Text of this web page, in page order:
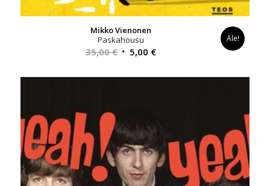
Mikko Vienonen
Paskahousu
35,00€ Alkuperäinen
oli:
5,00 €Nykyinen
on:
Ale!